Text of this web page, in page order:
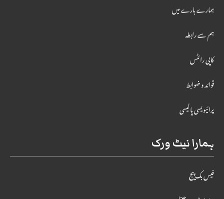
ہمارے بارے میں
ہم سے رابطہ
کاپی رائٹس
قوائد و ضوابط
پرائیویسی پالیسی
ہمارا نیٹ ورک
فیس بک پیج